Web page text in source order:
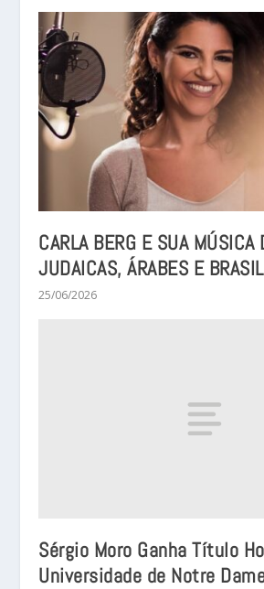
CARLA BERG E SUA MÚSICA
JUDAICAS, ÁRABES E
25/06/2026
Sérgio Moro Ganha Título
Universidade de Notre